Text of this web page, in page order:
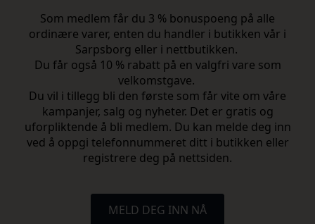
Som medlem får du 3 % bonuspoeng på alle
ordinære varer, enten du handler i butikken vår i
Sarpsborg eller i nettbutikken.
Du får også 10 % rabatt på en valgfri vare som
velkomstgave.
Du vil i tillegg bli den første som får vite om våre
kampanjer, salg og nyheter. Det er gratis og
uforpliktende å bli medlem. Du kan melde deg inn
ved å oppgi telefonnummeret ditt i butikken eller
registrere deg på nettsiden.
MELD DEG INN NÅ